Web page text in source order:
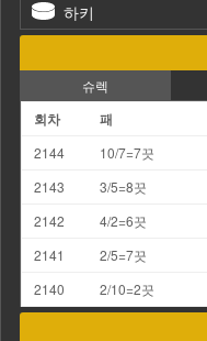
하키
슈렉
회차 패
2144 10/7=7끗
2143
3/5=8끗
2142
4/2=6끗
2141
2/5=7끗
2140
2/10=2끗